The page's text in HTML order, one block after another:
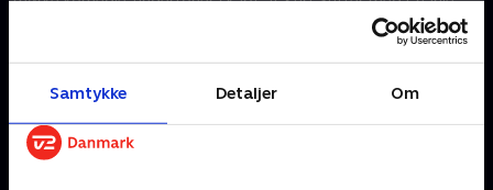
Samtykke Detaljer Om
Kræver tilkøb
Mere indhold fra Disney+